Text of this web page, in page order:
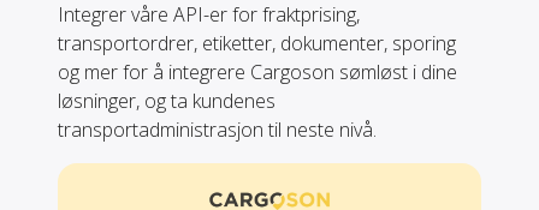
Integrer våre API-er for fraktprising,
transportordrer, etiketter, dokumenter, sporing
og mer for å integrere Cargoson sømløst i dine
løsninger, og ta kundenes
transportadministrasjon til neste nivå.